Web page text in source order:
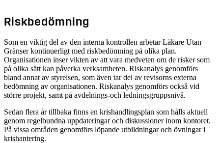
Riskbedömning
Som en viktig del av den interna kontrollen arbetar Läkare Utan
Gränser kontinuerligt med riskbedömning på olika plan.
Organisationen inser vikten av att vara medveten om de risker som
på olika sätt kan påverka verksamheten. Riskanalys genomförs
bland annat av styrelsen, som även tar del av revisorns externa
bedömning av organisationen. Riskanalys genomförs också vid
större projekt, samt på avdelnings-och ledningsgruppsnivå.
Sedan flera år tillbaka finns en krishandlingsplan som hålls aktuell
genom regelbundna uppdateringar och diskussioner inom kontoret.
På vissa områden genomförs löpande utbildningar och övningar i
krishantering.